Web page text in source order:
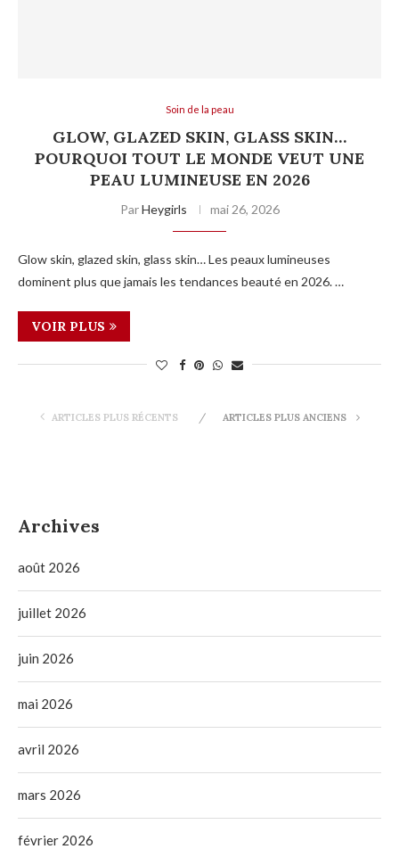
Soin de la peau
GLOW, GLAZED SKIN, GLASS SKIN…
POURQUOI TOUT LE MONDE VEUT UNE
PEAU LUMINEUSE EN 2026
ParHeygirls mai 26, 2026
Glow skin, glazed skin, glass skin… Les peaux lumineuses
dominent plus que jamais les tendances beauté en 2026. …
VOIR PLUS
ARTICLES PLUS RÉCENTS ARTICLES PLUS ANCIENS
Archives
août 2026
juillet 2026
juin 2026
mai 2026
avril 2026
mars 2026
février 2026